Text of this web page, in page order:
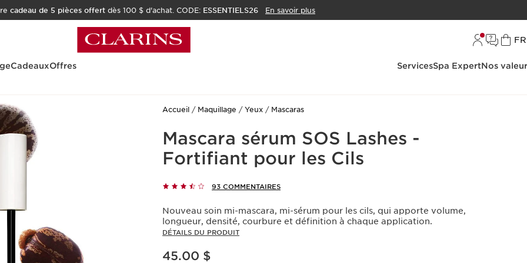
cadeau de 5 pièces offert dès 100 $ d'achat. CODE: ESSENTIELS26 En savoir plus
FR
CadeauxOffres ServicesSpa ExpertNos
Accueil Maquillage Yeux Mascaras
Mascara sérum SOS Lashes -
Fortifiant pour les Cils
93 COMMENTAIRES
Nouveau soin mi-mascara, mi-sérum pour les cils, qui apporte volume,
longueur, densité, courbure et définition à chaque application.
DÉTAILS DU PRODUIT
Nouveau prix 45.00 $
45.00 $